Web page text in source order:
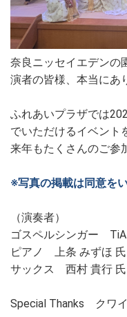
奈良ニッセイエデンの
演者の皆様、本当にあ
ふれあいプラザでは
でいただけるイベント
来年もたくさんのご参
※写真の掲載は同意を
（演奏者）
ゴスペルシンガー TiA
ピアノ 上条 みずほ 氏
サックス 西村 貴行 氏
Special Thanks クワ